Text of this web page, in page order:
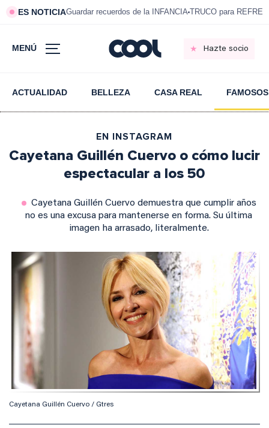
ES NOTICIAGuardar recuerdos de la INFANCIA TRUCO para
MENÚ Hazte socio
ACTUALIDAD BELLEZA CASA REAL FAMOSOS
EN INSTAGRAM
Cayetana Guillén Cuervo o cómo lucir
espectacular a los 50
Cayetana Guillén Cuervo demuestra que cumplir años
no es una excusa para mantenerse en forma. Su última
imagen ha arrasado, literalmente.
Cayetana Guillén Cuervo / Gtres